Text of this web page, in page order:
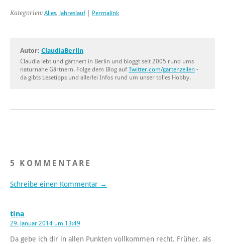
Kategorien: Alles, Jahreslauf| Permalink
Autor: ClaudiaBerlin
Claudia lebt und gärtnert in Berlin und bloggt seit 2005 rund ums
naturnahe Gärtnern. Folge dem Blog aufTwitter.com/gartenzeilen -
da gibts Lesetipps und allerlei Infos rund um unser tolles Hobby.
5 KOMMENTARE
Schreibe einen Kommentar →
tina
29. Januar 2014 um 13:49
Da gebe ich dir in allen Punkten vollkommen recht. Früher, als